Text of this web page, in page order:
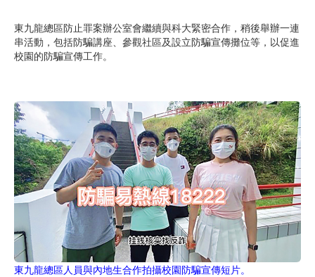
東九龍總區防止罪案辦公室會繼續與科大緊密合作，稍後舉辦一連
串活動，包括防騙講座、參觀社區及設立防騙宣傳攤位等，以促進
校園的防騙宣傳工作。
東九龍總區人員與內地生合作拍攝校園防騙宣傳短片。